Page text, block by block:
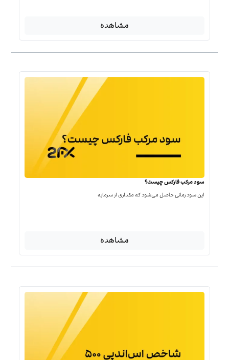
مشاهده
سود مرکب فارکس چیست؟
این سود زمانی حاصل می‌شود که مقداری از سرمایه
مشاهده